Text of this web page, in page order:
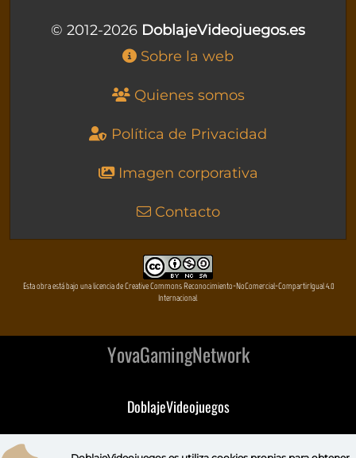
© 2012-2026 DoblajeVideojuegos.es
Sobre la web
Quienes somos
Política de Privacidad
Imagen corporativa
Contacto
Esta obra está bajo una licencia de Creative Commons Reconocimiento-NoComercial-CompartirIgual 4.0
Internacional
YovaGamingNetwork
DoblajeVideojuegos
DeVuego